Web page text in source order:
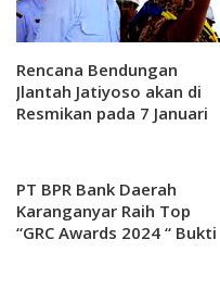
Rencana Bendungan
Jlantah Jatiyoso akan di
Resmikan pada 7 Januari
PT BPR Bank Daerah
Karanganyar Raih Top
“GRC Awards 2024 “ Bukti